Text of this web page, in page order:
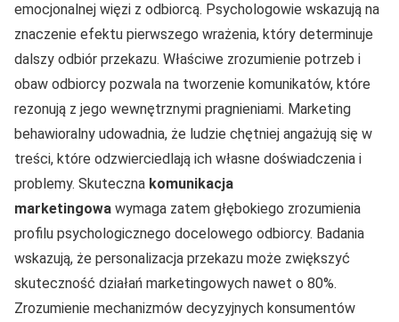
emocjonalnej więzi z odbiorcą. Psychologowie wskazują na
znaczenie efektu pierwszego wrażenia, który determinuje
dalszy odbiór przekazu. Właściwe zrozumienie potrzeb i
obaw odbiorcy pozwala na tworzenie komunikatów, które
rezonują z jego wewnętrznymi pragnieniami. Marketing
behawioralny udowadnia, że ludzie chętniej angażują się w
treści, które odzwierciedlają ich własne doświadczenia i
problemy. Skuteczna komunikacja
marketingowa wymaga zatem głębokiego zrozumienia
profilu psychologicznego docelowego odbiorcy. Badania
wskazują, że personalizacja przekazu może zwiększyć
skuteczność działań marketingowych nawet o 80%.
Zrozumienie mechanizmów decyzyjnych konsumentów